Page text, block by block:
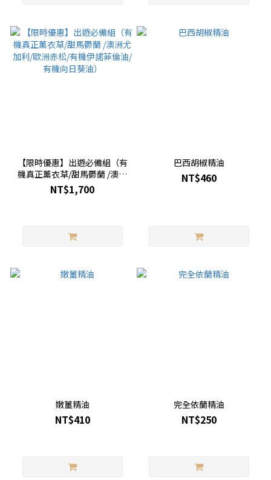
【限時優惠】出遊必備組（有
機真正薰衣草/甜馬鬱蘭 /澳洲
尤加利/歐洲赤松/有機伊諾菲
倫油/有機向日葵油）
NT$1,700
巴西胡椒精油
NT$460
嫩薑精油
NT$410
完全依蘭精油
NT$250